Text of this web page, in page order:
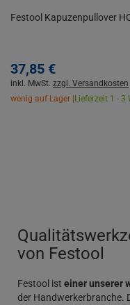
Festool Kapuzenpullover
37,85 €
inkl. MwSt. zzgl. Versandkosten
wenig auf Lager | Lieferzeit 1 - 3
von Festool
Festool ist einer unserer
der Handwerkerbranche.